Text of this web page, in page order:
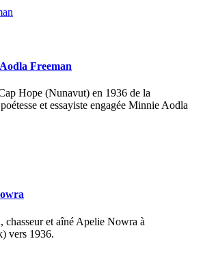
Freeman
Hope (Nunavut) en 1936 de la
et essayiste engagée Minnie Aodla
chasseur et aîné Apelie Nowra à
vers 1936.